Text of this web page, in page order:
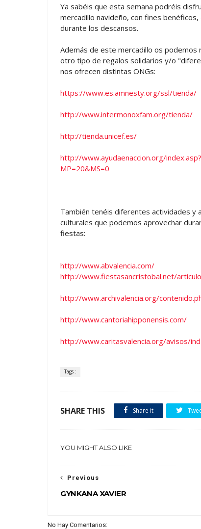
Ya sabéis que esta semana podréis
mercadillo navideño, con fines
durante los descansos.
Además de este mercadillo os podemos
otro tipo de regalos solidarios y/o
nos ofrecen distintas ONGs:
https://www.es.amnesty.org/ssl/tienda/
http://www.intermonoxfam.org/tienda/
http://tienda.unicef.es/
http://www.ayudaenaccion.org/index.asp?
MP=20&MS=0
También tenéis diferentes actividades y
culturales que podemos aprovechar
fiestas:
http://www.abvalencia.com/
http://www.fiestasancristobal.net/
http://www.archivalencia.org/
http://www.cantoriahipponensis.com/
http://www.caritasvalencia.org/avisos/
Tags :
SHARE THIS Share it
YOU MIGHT ALSO LIKE
Previous
GYNKANA XAVIER
No Hay Comentarios: